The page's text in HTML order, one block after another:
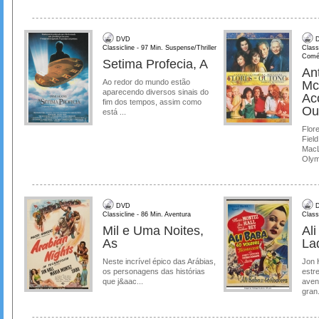
DVD
Classicline - 97 Min. Suspense/Thriller
Setima Profecia, A
Ao redor do mundo estão
aparecendo diversos sinais do
fim dos tempos, assim como
está ...
DVD
Classicline - 86 Min. Aventura
Mil e Uma Noites,
As
Neste incrível épico das Arábias,
os personagens das histórias
que j&aac...
Ali
Jon